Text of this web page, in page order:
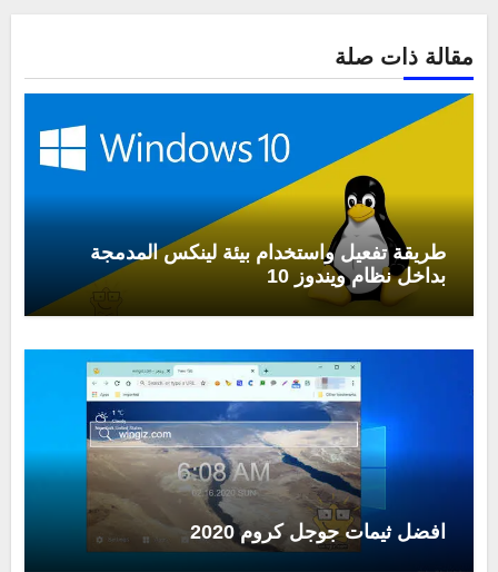
مقالة ذات صلة
طريقة تفعيل واستخدام بيئة لينكس المدمجة
بداخل نظام ويندوز 10
افضل ثيمات جوجل كروم 2020